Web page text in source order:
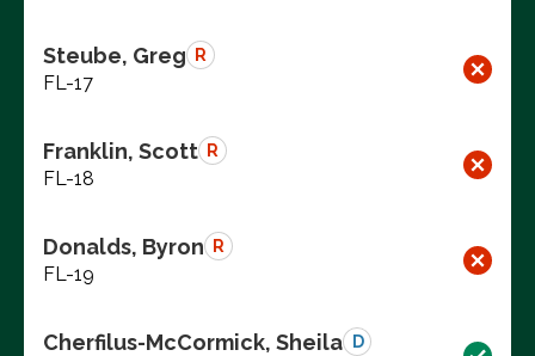
Steube, Greg R
FL-17
Franklin, Scott R
FL-18
Donalds, Byron R
FL-19
Cherfilus-McCormick, Sheila D